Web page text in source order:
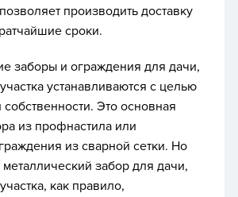
производить доставку
сроки.
заборы и ограждения для дачи,
устанавливаются с целью
Это основная
из профнастила или
из сварной сетки. Но
забор для дачи,
как правило,